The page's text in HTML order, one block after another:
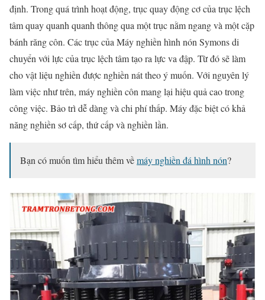
định. Trong quá trình hoạt động, trục quay động cơ của trục lệch
tâm quay quanh quanh thông qua một trục nằm ngang và một cặp
bánh răng côn. Các trục của Máy nghiền hình nón Symons di
chuyển với lực của trục lệch tâm tạo ra lực va đập. Từ đó sẽ làm
cho vật liệu nghiền được nghiền nát theo ý muốn. Với nguyên lý
làm việc như trên, máy nghiền côn mang lại hiệu quả cao trong
công việc. Bảo trì dễ dàng và chi phí thấp. Máy đặc biệt có khả
năng nghiền sơ cấp, thứ cấp và nghiền lần.
Bạn có muốn tìm hiểu thêm vềmáy nghiền đá hình nón?